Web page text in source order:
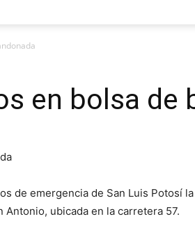
en bolsa de
de emergencia de San Luis Potosí
Antonio, ubicada en la carretera 57.